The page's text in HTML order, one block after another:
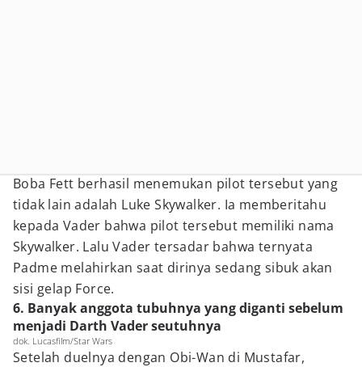
Boba Fett berhasil menemukan pilot tersebut yang
tidak lain adalah Luke Skywalker. Ia memberitahu
kepada Vader bahwa pilot tersebut memiliki nama
Skywalker. Lalu Vader tersadar bahwa ternyata
Padme melahirkan saat dirinya sedang sibuk akan
sisi gelap Force.
6. Banyak anggota tubuhnya yang diganti sebelum
menjadi Darth Vader seutuhnya
dok. Lucasfilm/Star Wars
Setelah duelnya dengan Obi-Wan di Mustafar,